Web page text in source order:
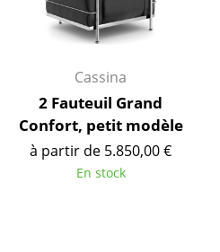
... voir tous les rangements
Suspensions & Plafonniers
Lampes de table
Lampes de bureau
Cassina
2 Fauteuil Grand
Confort, petit modèle
à partir de 5.850,00 €
En stock